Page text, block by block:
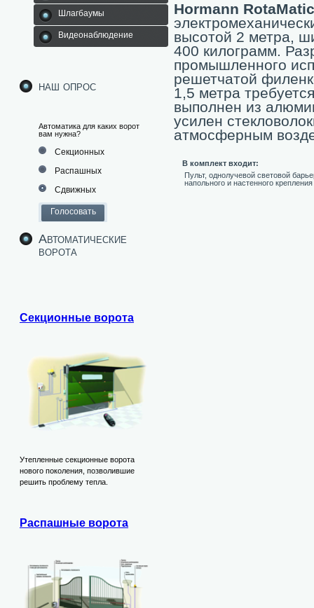
Шлагбаумы
Видеонаблюдение
наш опрос
Автоматика для каких ворот
вам нужна?
Секционных
Распашных
Сдвижных
Автоматические
ворота
Секционные ворота
Утепленные секционные ворота
нового поколения, позволившие
решить проблему тепла.
Распашные ворота
Hormann
высотой 2 метра,
400 килограмм.
промышленного
решетчатой
1,5 метра
выполнен из
усилен
атмосферным
В комплект входит:
Пульт, однолучевой световой
напольного и настенного крепления